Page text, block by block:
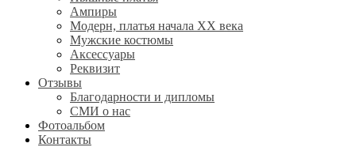
Ампиры
Модерн, платья начала XX века
Мужские костюмы
Аксессуары
Реквизит
Отзывы
Благодарности и дипломы
СМИ о нас
Фотоальбом
Контакты